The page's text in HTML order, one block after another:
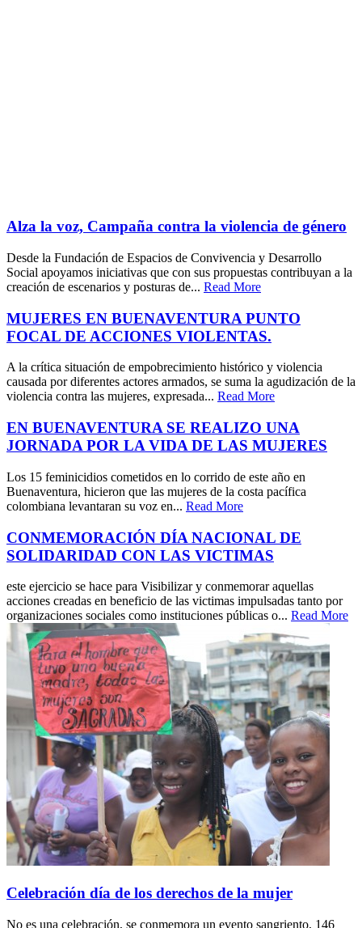
Alza la voz, Campaña contra la violencia de género
Desde la Fundación de Espacios de Convivencia y Desarrollo
Social apoyamos iniciativas que con sus propuestas contribuyan a la
creación de escenarios y posturas de... Read More
MUJERES EN BUENAVENTURA PUNTO
FOCAL DE ACCIONES VIOLENTAS.
A la crítica situación de empobrecimiento histórico y violencia
causada por diferentes actores armados, se suma la agudización de la
violencia contra las mujeres, expresada... Read More
EN BUENAVENTURA SE REALIZO UNA
JORNADA POR LA VIDA DE LAS MUJERES
Los 15 feminicidios cometidos en lo corrido de este año en
Buenaventura, hicieron que las mujeres de la costa pacífica
colombiana levantaran su voz en... Read More
CONMEMORACIÓN DÍA NACIONAL DE
SOLIDARIDAD CON LAS VICTIMAS
este ejercicio se hace para Visibilizar y conmemorar aquellas
acciones creadas en beneficio de las victimas impulsadas tanto por
organizaciones sociales como instituciones públicas o... Read More
Celebración día de los derechos de la mujer
No es una celebración, se conmemora un evento sangriento, 146